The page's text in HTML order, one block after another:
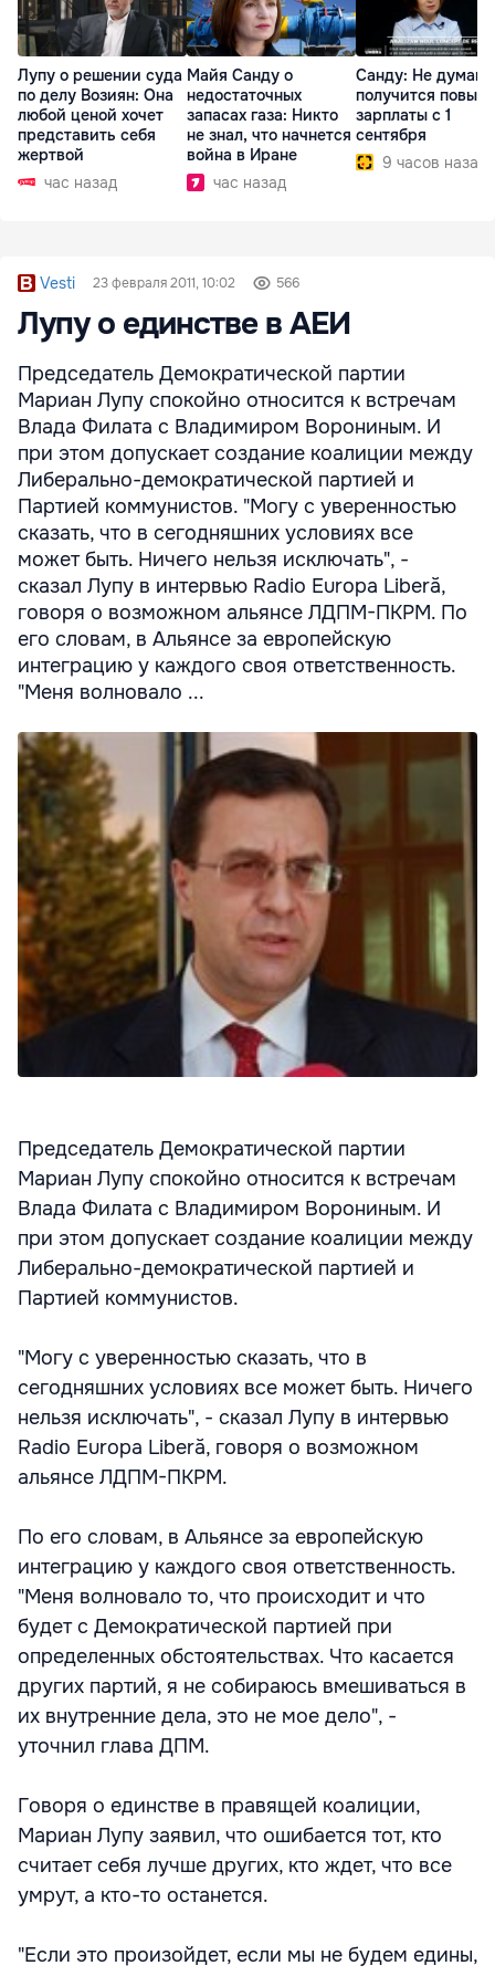
Лупу о решении суда
по делу Возиян: Она
любой ценой хочет
представить себя
жертвой
час назад
Майя Санду о
недостаточных
запасах газа: Никто
не знал, что начнется
война в Иране
час назад
Санду: Не думаю,
получится
зарплаты с 1
сентября
9 часов назад
Vesti 23 февраля 2011, 10:02 566
Лупу о единстве в АЕИ
Председатель Демократической партии
Мариан Лупу спокойно относится к встречам
Влада Филата с Владимиром Ворониным. И
при этом допускает создание коалиции между
Либерально-демократической партией и
Партией коммунистов. "Могу с уверенностью
сказать, что в сегодняшних условиях все
может быть. Ничего нельзя исключать", -
сказал Лупу в интервью Radio Europa Liberă,
говоря о возможном альянсе ЛДПМ-ПКРМ. По
его словам, в Альянсе за европейскую
интеграцию у каждого своя ответственность.
"Меня волновало ...
Председатель Демократической партии
Мариан Лупу спокойно относится к встречам
Влада Филата с Владимиром Ворониным. И
при этом допускает создание коалиции между
Либерально-демократической партией и
Партией коммунистов.
"Могу с уверенностью сказать, что в
сегодняшних условиях все может быть. Ничего
нельзя исключать", - сказал Лупу в интервью
Radio Europa Liberă, говоря о возможном
альянсе ЛДПМ-ПКРМ.
По его словам, в Альянсе за европейскую
интеграцию у каждого своя ответственность.
"Меня волновало то, что происходит и что
будет с Демократической партией при
определенных обстоятельствах. Что касается
других партий, я не собираюсь вмешиваться в
их внутренние дела, это не мое дело", -
уточнил глава ДПМ.
Говоря о единстве в правящей коалиции,
Мариан Лупу заявил, что ошибается тот, кто
считает себя лучше других, кто ждет, что все
умрут, а кто-то останется.
"Если это произойдет, если мы не будем едины,